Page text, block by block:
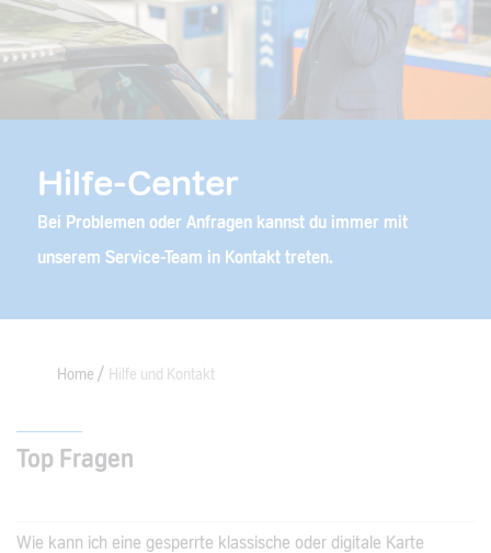
Hilfe-Center
Bei Problemen oder Anfragen kannst du immer mit
unserem Service-Team in Kontakt treten.
Home Hilfe und Kontakt
Top Fragen
Wie kann ich eine gesperrte klassische oder digitale Karte